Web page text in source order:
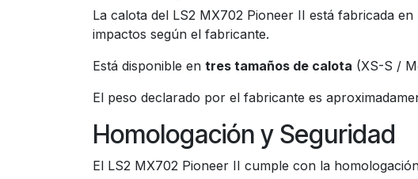
La calota del LS2 MX702 Pioneer II está fabricada en
impactos según el fabricante.
Está disponible en tres tamaños de calota (XS-S /
El peso declarado por el fabricante es
Homologación y Seguridad
El LS2 MX702 Pioneer II cumple con la